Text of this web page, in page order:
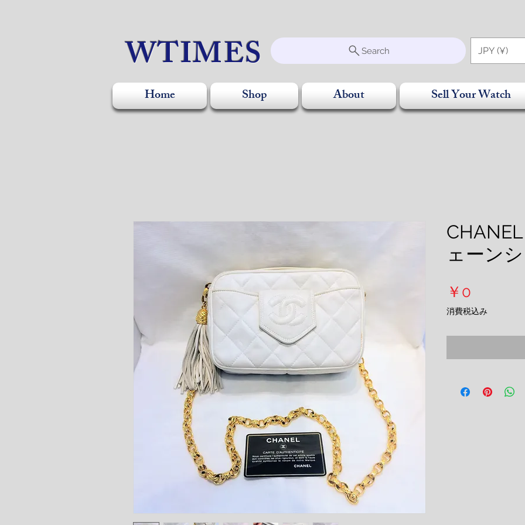
WTIMES Search JPY (¥)
Home Shop About Sell Your Watch
ェーン
￥0
格
消費税込み